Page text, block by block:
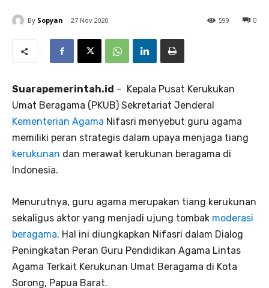
By Sopyan 27 Nov 2020 0
599
Suarapemerintah.id – Kepala Pusat Kerukukan
Umat Beragama (PKUB) Sekretariat Jenderal
Kementerian Agama Nifasri menyebut guru agama
memiliki peran strategis dalam upaya menjaga tiang
kerukunan dan merawat kerukunan beragama di
Indonesia.
Menurutnya, guru agama merupakan tiang kerukunan
sekaligus aktor yang menjadi ujung tombak moderasi
beragama. Hal ini diungkapkan Nifasri dalam Dialog
Peningkatan Peran Guru Pendidikan Agama Lintas
Agama Terkait Kerukunan Umat Beragama di Kota
Sorong, Papua Barat.